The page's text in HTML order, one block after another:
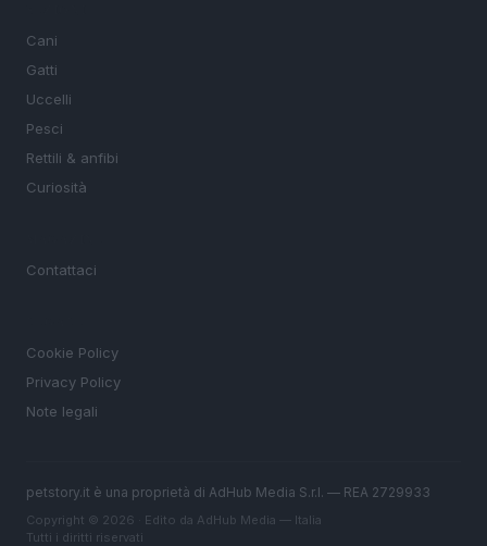
Cani
Gatti
Uccelli
Pesci
Rettili & anfibi
Curiosità
Contattaci
Cookie Policy
Privacy Policy
Note legali
petstory.it è una proprietà di AdHub Media S.r.l. — REA 2729933
Copyright © 2026 · Edito da AdHub Media — Italia
Tutti i diritti riservati